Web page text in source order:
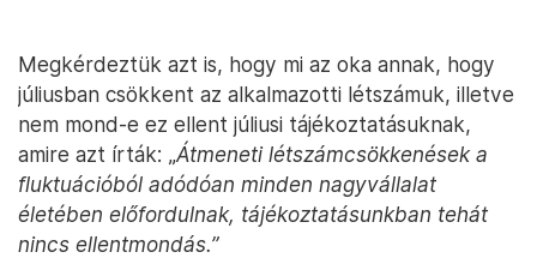
Megkérdeztük azt is, hogy mi az oka annak, hogy
júliusban csökkent az alkalmazotti létszámuk, illetve
nem mond-e ez ellent júliusi tájékoztatásuknak,
amire azt írták: „Átmeneti létszámcsökkenések a
fluktuációból adódóan minden nagyvállalat
életében előfordulnak, tájékoztatásunkban tehát
nincs ellentmondás.”